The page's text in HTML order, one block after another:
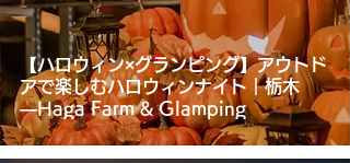
【ハロウィン×グランピング】アウトド
アで楽しむハロウィンナイト｜栃木
―Haga Farm & Glamping